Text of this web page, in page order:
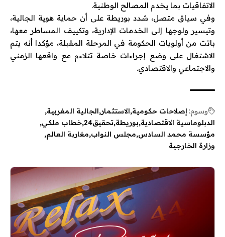
الاتفاقيات بما يخدم المصالح الوطنية.
وفي سياق متصل، شدد بوريطة على أن حماية هوية الجالية،
وتيسير ولوجها إلى الخدمات الإدارية، وتكييف المساطر معها،
باتت من أولويات الحكومة في المرحلة المقبلة، مؤكدا أنه يتم
الاشتغال على وضع إجراءات خاصة تتلاءم مع واقعها الزمني
والاجتماعي والاقتصادي.
وسوم: إصلاحات حكومية الاستثمار الجالية المغربية
الدبلوماسية الاقتصادية بوريطة تحقيق24
خطاب ملكي
مؤسسة محمد السادس مجلس النواب مغاربة العالم
وزارة الخارجية